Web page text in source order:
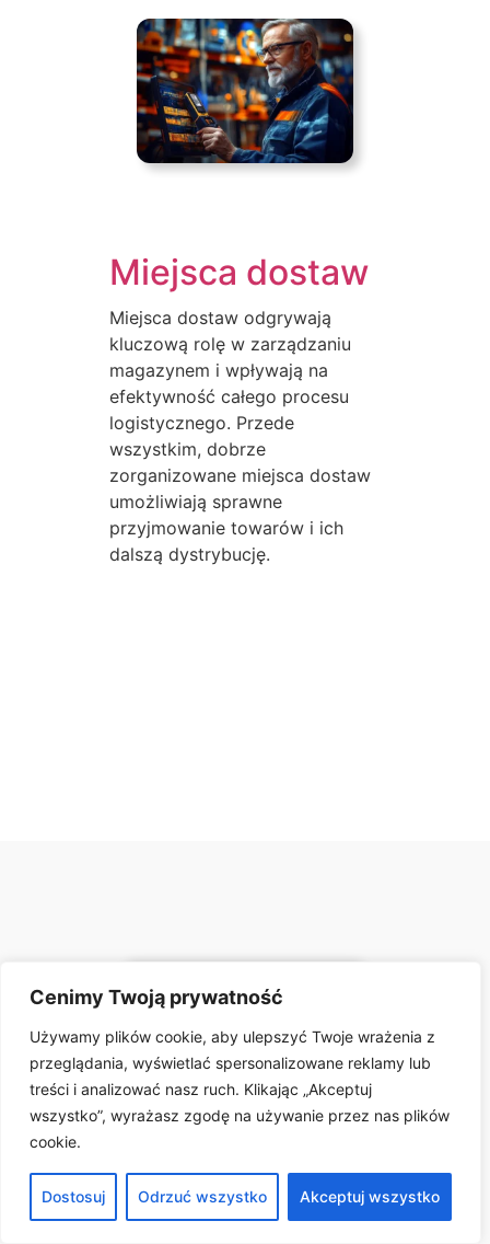
Cenimy Twoją prywatność
Używamy plików cookie, aby ulepszyć Twoje wrażenia z
przeglądania, wyświetlać spersonalizowane reklamy lub
treści i analizować nasz ruch. Klikając „Akceptuj
wszystko”, wyrażasz zgodę na używanie przez nas plików
cookie.
Dostosuj Odrzuć wszystko Akceptuj wszystko
Miejsca dostaw
Miejsca dostaw odgrywają
kluczową rolę w zarządzaniu
magazynem i wpływają na
efektywność całego procesu
logistycznego. Przede
wszystkim, dobrze
zorganizowane miejsca dostaw
umożliwiają sprawne
przyjmowanie towarów i ich
dalszą dystrybucję.